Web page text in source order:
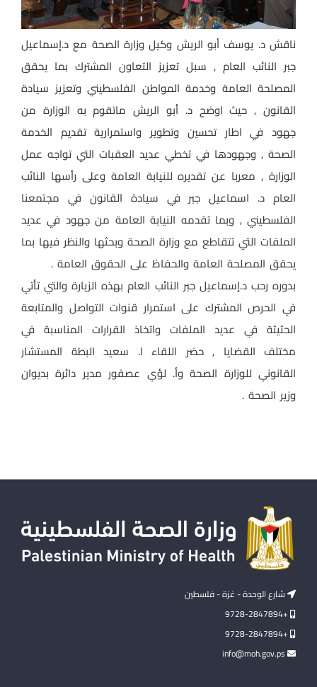
ناقش د. يوسف أبو الريش وكيل وزارة الصحة مع د.إسماعيل
جبر النائب العام , سبل تعزيز التعاون المشترك بما يحقق
المصلحة العامة وخدمة المواطن الفلسطيني وتعزيز سيادة
القانون , حيث اوضح د. أبو الريش ماتقوم به الوزارة من
جهود في اطار تحسين وتطوير واستمرارية تقديم الخدمة
الصحة , وجهودها في تخطي عديد العقبات التي تواجه عمل
الوزارة , معربا عن تقديره للنيابة العامة وعلى رأسها النائب
العام د. اسماعيل جبر في سيادة القانون في مجتمعنا
الفلسطيني , وبما تقدمه النيابة العامة من جهود في عديد
الملفات التي تتقاطع مع وزارة الصحة وبحثها والنظر فيها بما
يحقق المصلحة العامة والحفاظ على الحقوق العامة .
بدوره رحب د.إسماعيل جبر النائب العام بهذه الزيارة والتي تأتي
في الحرص المشترك على استمرار قنوات التواصل والمتابعة
الحثيثة في عديد الملفات واتخاذ القرارات المناسبة في
مختلف القضايا , حضر اللقاء ا. سعيد البطة المستشار
القانوني للوزارة الصحة وأ. لؤي عصفور مدير دائرة بديوان
وزير الصحة .
شارع الوحدة - غزة - فلسطين
+9728-2847894
+9728-2847894